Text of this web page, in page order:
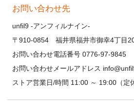
お問い合わせ先
unfil9 -アンフィルナイン-
〒910-0854 福井県福井市御幸4丁目
お問い合わせ電話番号 0776-97-9845
お問い合わせメールアドレス
ストア営業日/時間 11:00 ～ 19:00（定